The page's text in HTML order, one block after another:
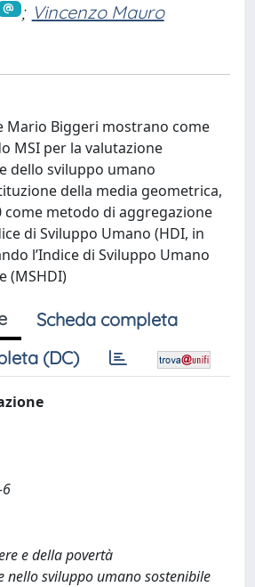
; Vincenzo Mauro
Mario Biggeri mostrano come
MSI per la valutazione
dello sviluppo umano
della media geometrica,
come metodo di aggregazione
di Sviluppo Umano (HDI, in
l’Indice di Sviluppo Umano
(MSHDI)
Scheda completa
(DC)
e della povertà
nello sviluppo umano sostenibile